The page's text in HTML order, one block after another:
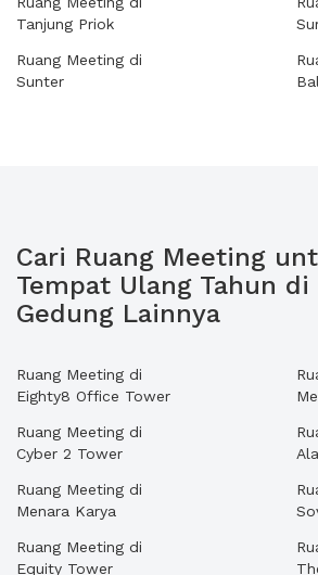
Tanjung Priok
Ruang Meeting di
Sunter
Cari Ruang Meeting
Tempat Ulang Tahun di
Gedung Lainnya
Ruang Meeting di
Eighty8 Office Tower
Ruang Meeting di
Cyber 2 Tower
Ruang Meeting di
Menara Karya
Ruang Meeting di
Equity Tower